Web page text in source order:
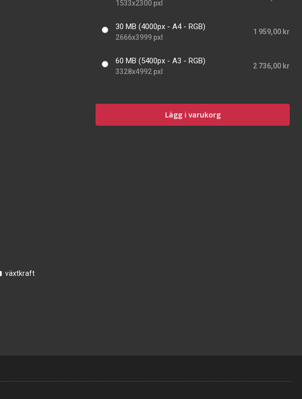
växtkraft
1533x2300 pxl
30 MB (4000px - A4 - RGB)
2666x3999 pxl
1 959,00 kr
60 MB (5400px - A3 - RGB)
3328x4992 pxl
2 736,00 kr
Lägg i varukorg